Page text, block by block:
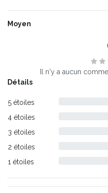
Moyen
Il n'y a aucun
Détails
5 étoiles
4 étoiles
3 étoiles
2 étoiles
1 étoiles